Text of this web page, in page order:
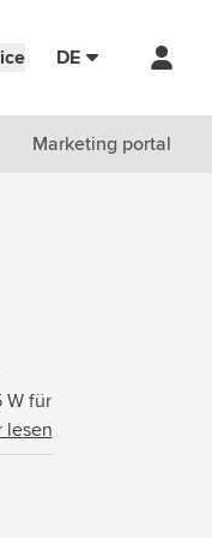
DE
Marketing portal
W für
Sie
lesen